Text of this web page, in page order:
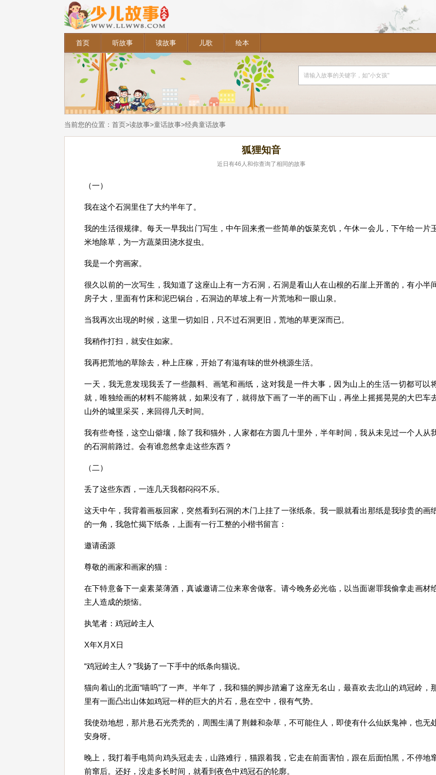
首页 听故事 读故事 儿歌 绘本
当前您的位置： 首页>读故事>童话故事>经典童话故事
狐狸知音
近日有46 人和你查询了相同的故事
（一）
我在这个石洞里住了大约半年了。
我的生活很规律。每天一早我出门写生，中午回来煮一些简单的饭菜充饥，午休一会儿，下午给一片
米地除草，为一方蔬菜田浇水捉虫。
我是一个穷画家。
很久以前的一次写生，我知道了这座山上有一方石洞，石洞是看山人在山根的石崖上开凿的，有小半
房子大，里面有竹床和泥巴锅台，石洞边的草坡上有一片荒地和一眼山泉。
当我再次出现的时候，这里一切如旧，只不过石洞更旧，荒地的草更深而已。
我稍作打扫，就安住如家。
我再把荒地的草除去，种上庄稼，开始了有滋有味的世外桃源生活。
一天，我无意发现我丢了一些颜料、画笔和画纸，这对我是一件大事，因为山上的生活一切都可以
就，唯独绘画的材料不能将就，如果没有了，就得放下画了一半的画下山，再坐上摇摇晃晃的大巴车
山外的城里采买，来回得几天时间。
我有些奇怪，这空山僻壤，除了我和猫外，人家都在方圆几十里外，半年时间，我从未见过一个人从
的石洞前路过。会有谁忽然拿走这些东西？
（二）
丢了这些东西，一连几天我都闷闷不乐。
这天中午，我背着画板回家，突然看到石洞的木门上挂了一张纸条。我一眼就看出那纸是我珍贵的画
的一角，我急忙揭下纸条，上面有一行工整的小楷书留言：
邀请函源
尊敬的画家和画家的猫：
在下特意备下一桌素菜薄酒，真诚邀请二位来寒舍做客。请今晚务必光临，以当面谢罪我偷拿走画材
主人造成的烦恼。
执笔者：鸡冠岭主人
X年X月X日
“鸡冠岭主人？”我扬了一下手中的纸条向猫说。
猫向着山的北面“喵呜”了一声。半年了，我和猫的脚步踏遍了这座无名山，最喜欢去北山的鸡冠岭，
里有一面凸出山体如鸡冠一样的巨大的片石，悬在空中，很有气势。
我使劲地想，那片悬石光秃秃的，周围生满了荆棘和杂草，不可能住人，即使有什么仙妖鬼神，也无
安身呀。
晚上，我打着手电筒向鸡头冠走去，山路难行，猫跟着我，它走在前面害怕，跟在后面怕黑，不停地
前窜后。还好，没走多长时间，就看到夜色中鸡冠石的轮廓。